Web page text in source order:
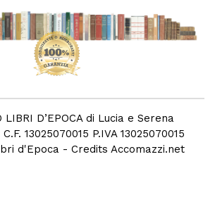
LIBRI D’EPOCA di Lucia e Serena
13025070015 P.IVA 13025070015
d'Epoca - Credits Accomazzi.net